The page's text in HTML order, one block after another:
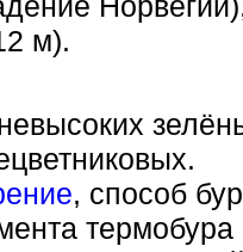
м).
, способ